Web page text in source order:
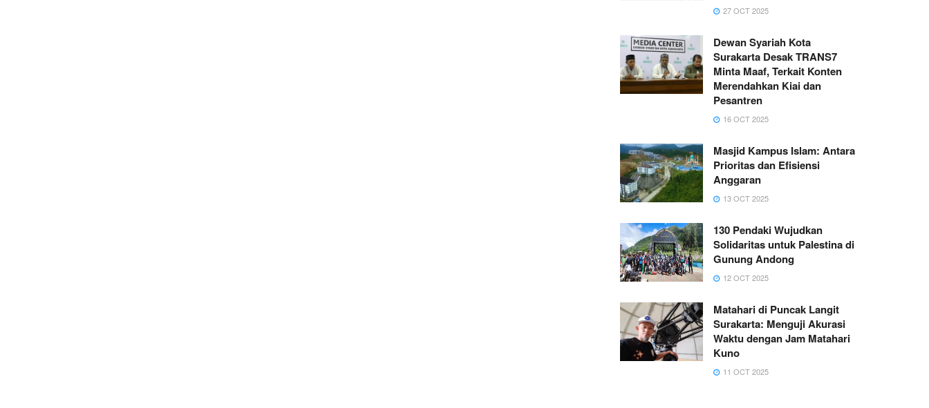
27 OCT 2025
Dewan Syariah Kota
Surakarta Desak TRANS7
Minta Maaf, Terkait Konten
Merendahkan Kiai dan
Pesantren
16 OCT 2025
Masjid Kampus Islam: Antara
Prioritas dan Efisiensi
Anggaran
13 OCT 2025
130 Pendaki Wujudkan
Solidaritas untuk Palestina di
Gunung Andong
12 OCT 2025
Matahari di Puncak Langit
Surakarta: Menguji Akurasi
Waktu dengan Jam Matahari
Kuno
11 OCT 2025